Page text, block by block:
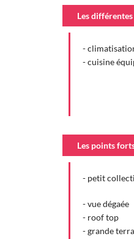
Les
-
- cuisine
Les points
- petit
- vue dégaée
- roof top
- grande